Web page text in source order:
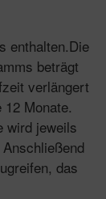
enthalten.Die
beträgt
verlängert
Monate.
wird jeweils
das